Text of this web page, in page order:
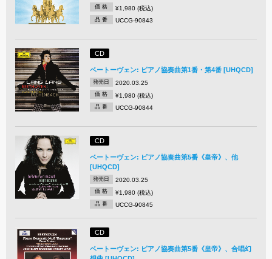
価 格 ¥1,980 (税込)
品 番 UCCG-90843
CD
ベートーヴェン: ピアノ協奏曲第1番・第4番 [UHQCD]
発売日 2020.03.25
価 格 ¥1,980 (税込)
品 番 UCCG-90844
CD
ベートーヴェン: ピアノ協奏曲第5番《皇帝》、他
[UHQCD]
発売日 2020.03.25
価 格 ¥1,980 (税込)
品 番 UCCG-90845
CD
ベートーヴェン: ピアノ協奏曲第5番《皇帝》、合唱幻